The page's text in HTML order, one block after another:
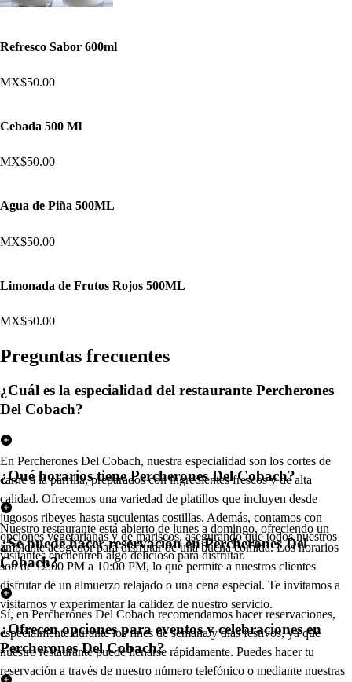
Refresco Sabor 600ml
MX$50.00
Cebada 500 Ml
MX$50.00
Agua de Piña 500ML
MX$50.00
Limonada de Frutos Rojos 500ML
MX$50.00
Preguntas frecuentes
¿Cuál es la especialidad del restaurante Percherones
Del Cobach?
En Percherones Del Cobach, nuestra especialidad son los cortes de
carne a la parrilla, preparados con ingredientes frescos y de alta
calidad. Ofrecemos una variedad de platillos que incluyen desde
jugosos ribeyes hasta suculentas costillas. Además, contamos con
opciones vegetarianas y de mariscos, asegurando que todos nuestros
visitantes encuentren algo delicioso para disfrutar.
¿Qué horarios tiene Percherones Del Cobach?
Nuestro restaurante está abierto de lunes a domingo, ofreciendo un
ambiente acogedor para disfrutar de una buena comida. Los horarios
son de 12:00 PM a 10:00 PM, lo que permite a nuestros clientes
disfrutar de un almuerzo relajado o una cena especial. Te invitamos a
visitarnos y experimentar la calidez de nuestro servicio.
¿Se puede hacer reservación en Percherones Del
Cobach?
Sí, en Percherones Del Cobach recomendamos hacer reservaciones,
especialmente durante los fines de semana y días festivos, ya que
nuestro restaurante puede llenarse rápidamente. Puedes hacer tu
reservación a través de nuestro número telefónico o mediante nuestras
¿Ofrecen opciones para eventos y celebraciones en
Percherones Del Cobach?